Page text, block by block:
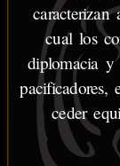
cual los
diplomacia y
pacificadores,
ceder